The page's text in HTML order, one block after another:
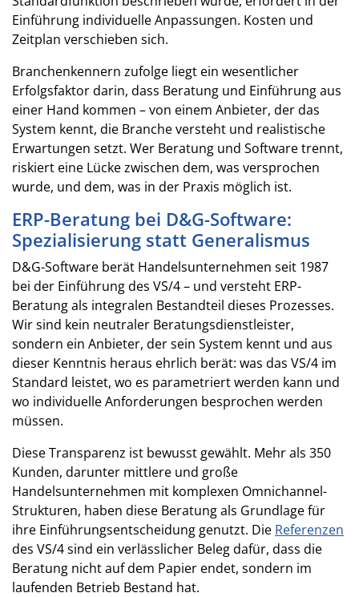
Einführung individuelle Anpassungen. Kosten und
Zeitplan verschieben sich.
Branchenkennern zufolge liegt ein wesentlicher
Erfolgsfaktor darin, dass Beratung und Einführung aus
einer Hand kommen – von einem Anbieter, der das
System kennt, die Branche versteht und realistische
Erwartungen setzt. Wer Beratung und Software trennt,
riskiert eine Lücke zwischen dem, was versprochen
wurde, und dem, was in der Praxis möglich ist.
ERP-Beratung bei D&G-Software:
Spezialisierung statt Generalismus
D&G-Software berät Handelsunternehmen seit 1987
bei der Einführung des VS/4 – und versteht ERP-
Beratung als integralen Bestandteil dieses Prozesses.
Wir sind kein neutraler Beratungsdienstleister,
sondern ein Anbieter, der sein System kennt und aus
dieser Kenntnis heraus ehrlich berät: was das VS/4 im
Standard leistet, wo es parametriert werden kann und
wo individuelle Anforderungen besprochen werden
müssen.
Diese Transparenz ist bewusst gewählt. Mehr als 350
Kunden, darunter mittlere und große
Handelsunternehmen mit komplexen Omnichannel-
Strukturen, haben diese Beratung als Grundlage für
ihre Einführungsentscheidung genutzt. Die Referenzen
des VS/4 sind ein verlässlicher Beleg dafür, dass die
Beratung nicht auf dem Papier endet, sondern im
laufenden Betrieb Bestand hat.